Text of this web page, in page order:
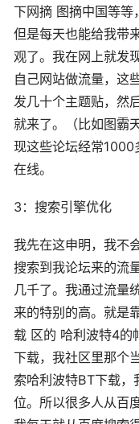
下网摘 图摘中国等等
但是每天也能给我带
观了。我在网上就发
自己网站做流量，这
发几十个主题贴，然
就来了。（比如图霸
现这些论坛经常1000
在线。
3： 搜索引擎优化
我先在这申明，我不
搜索到我论坛来的流
几千了。我通过流量
来的特别的高。就是
载 区的 哈利波特4的
下载，我社区里那个
索哈利波特BT下载，
位。所以很多人从百